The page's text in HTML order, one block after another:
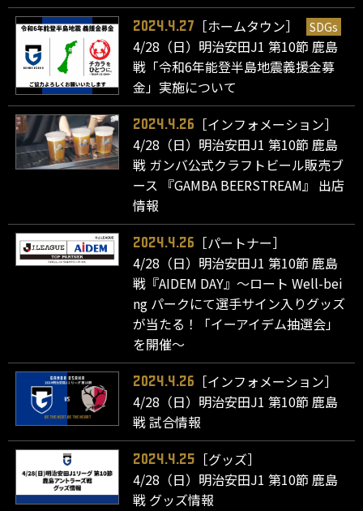
2024.4.27 ［ホームタウン］ SDGs
4/28（日）明治安田J1 第10節 鹿島
戦「令和6年能登半島地震義援金募
金」実施について
2024.4.26
［インフォメーション］
4/28（日）明治安田J1 第10節 鹿島
戦 ガンバ公式クラフトビール販売ブ
ース 『GAMBA BEERSTREAM』 出店
情報
2024.4.26
［パートナー］
4/28（日）明治安田J1 第10節 鹿島
戦『AIDEM DAY』～ロート Well-bei
ng パークにて選手サイン入りグッズ
が当たる！「イーアイデム抽選会」
を開催～
2024.4.26
［インフォメーション］
4/28（日）明治安田J1 第10節 鹿島
戦 試合情報
2024.4.25
［グッズ］
4/28（日）明治安田J1 第10節 鹿島
戦 グッズ情報